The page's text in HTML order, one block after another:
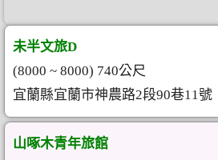
未半文旅D
(8000 ~ 8000) 740公尺
宜蘭縣宜蘭市神農路2段90巷11號
山啄木青年旅館